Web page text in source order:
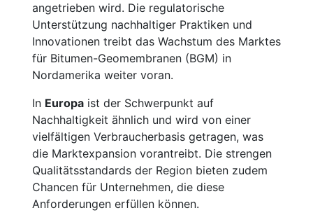
angetrieben wird. Die regulatorische
Unterstützung nachhaltiger Praktiken und
Innovationen treibt das Wachstum des Marktes
für Bitumen-Geomembranen (BGM) in
Nordamerika weiter voran.
In Europa ist der Schwerpunkt auf
Nachhaltigkeit ähnlich und wird von einer
vielfältigen Verbraucherbasis getragen, was
die Marktexpansion vorantreibt. Die strengen
Qualitätsstandards der Region bieten zudem
Chancen für Unternehmen, die diese
Anforderungen erfüllen können.